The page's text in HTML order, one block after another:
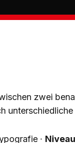
zwei
unterschiedliche
·